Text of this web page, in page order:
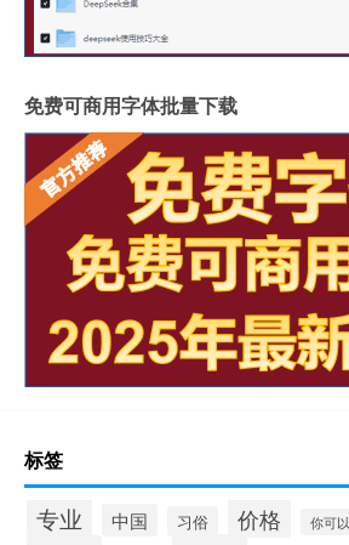
免费可商用字体批量下载
标签
专业 中国 习俗 价格 你可以